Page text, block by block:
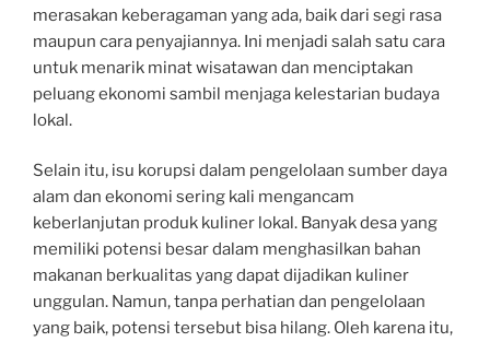
merasakan keberagaman yang ada, baik dari segi rasa
maupun cara penyajiannya. Ini menjadi salah satu cara
untuk menarik minat wisatawan dan menciptakan
peluang ekonomi sambil menjaga kelestarian budaya
lokal.
Selain itu, isu korupsi dalam pengelolaan sumber daya
alam dan ekonomi sering kali mengancam
keberlanjutan produk kuliner lokal. Banyak desa yang
memiliki potensi besar dalam menghasilkan bahan
makanan berkualitas yang dapat dijadikan kuliner
unggulan. Namun, tanpa perhatian dan pengelolaan
yang baik, potensi tersebut bisa hilang. Oleh karena itu,